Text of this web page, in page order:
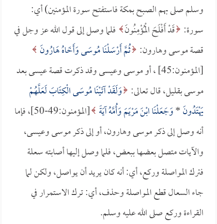
وسلم صلى بهم الصبح بمكة فاستفتح سورة المؤمنين) أي:
سورة: قَدْ أَفْلَحَ الْمُؤْمِنُونَ فلما وصل إلى قول الله عز وجل في
قصة موسى وهارون: ثُمَّ أَرْسَلْنَا مُوسَى وَأَخَاهُ هَارُونَ
[المؤمنون:45] ، أو موسى وعيسى وقد ذكرت قصة عيسى بعد
موسى بقليل، قال تعالى: وَلَقَدْ آتَيْنَا مُوسَى الْكِتَابَ لَعَلَّهُمْ
يَهْتَدُونَ*وَجَعَلْنَا ابْنَ مَرْيَمَ وَأُمَّهُ آيَةً
[المؤمنون:49-50]، فإما
أنه وصل إلى ذكر موسى وهارون، أو إلى ذكر موسى وعيسى،
والآيات متصل بعضها ببعض، فلما وصل إليها أصابته سعلة
فترك المواصلة وركع، أي: أنه كان يريد أن يواصل، ولكن لما
جاء السعال قطع المواصلة وحذف، أي: ترك الاستمرار في
القراءة وركع صلى الله عليه وسلم.